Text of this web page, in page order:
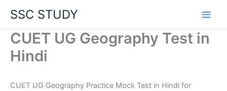
content
SSC STUDY
CUET UG Geography Test in
Hindi
CUET UG Geography Practice Mock Test in Hindi for